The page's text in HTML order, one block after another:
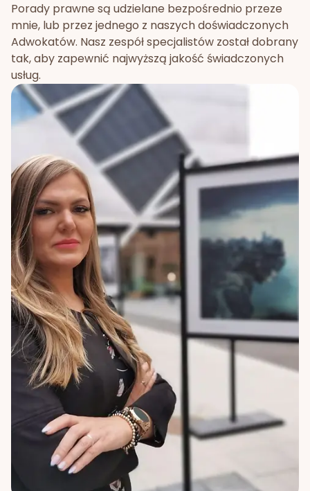
Porady prawne są udzielane bezpośrednio przeze
mnie, lub przez jednego z naszych doświadczonych
Adwokatów. Nasz zespół specjalistów został dobrany
tak, aby zapewnić najwyższą jakość świadczonych
usług.